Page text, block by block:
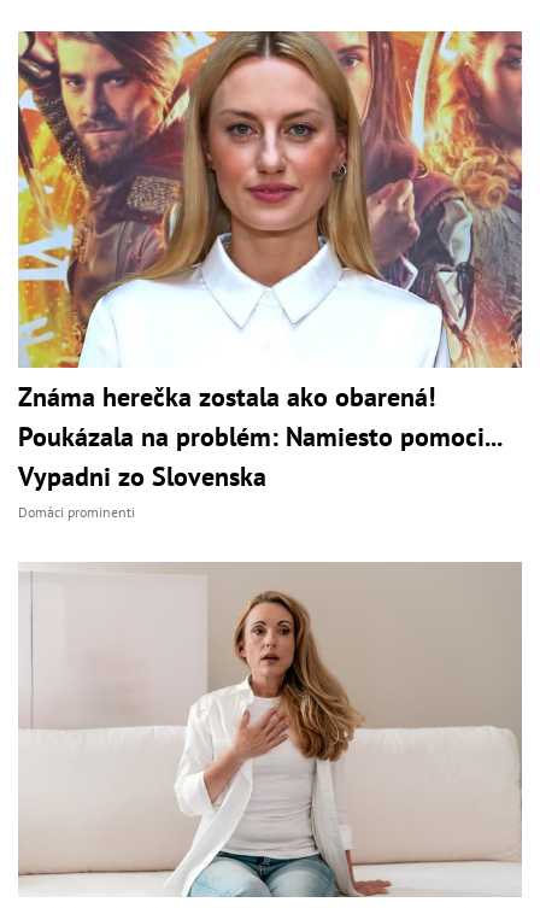
Známa herečka zostala ako obarená!
Poukázala na problém: Namiesto pomoci...
Vypadni zo Slovenska
Domáci prominenti